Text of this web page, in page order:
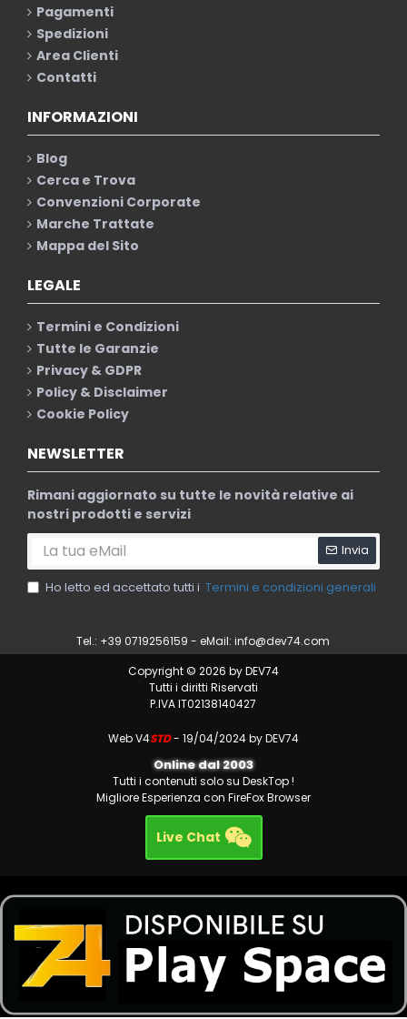
Pagamenti
Spedizioni
Area Clienti
Contatti
INFORMAZIONI
Blog
Cerca e Trova
Convenzioni Corporate
Marche Trattate
Mappa del Sito
LEGALE
Termini e Condizioni
Tutte le Garanzie
Privacy & GDPR
Policy & Disclaimer
Cookie Policy
NEWSLETTER
Rimani aggiornato su tutte le novità relative ai
nostri prodotti e servizi
Invia
Ho letto ed accettato tutti i Termini e condizioni generali
Tel.: +39 0719256159 - eMail:info@dev74.com
Copyright © 2026 by DEV74
Tutti i diritti Riservati
P.IVA IT02138140427
Web V4STD- 19/04/2024 by DEV74
Online dal 2003
Tutti i contenuti solo su DeskTop !
Migliore Esperienza con FireFox Browser
Live Chat